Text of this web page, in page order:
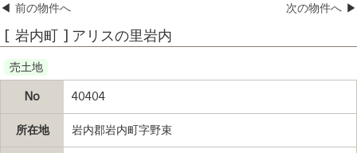
◀ 前の物件へ 次の物件へ ▶
[ 岩内町 ] アリスの里岩内
売土地
No 40404
所在地 岩内郡岩内町字野束